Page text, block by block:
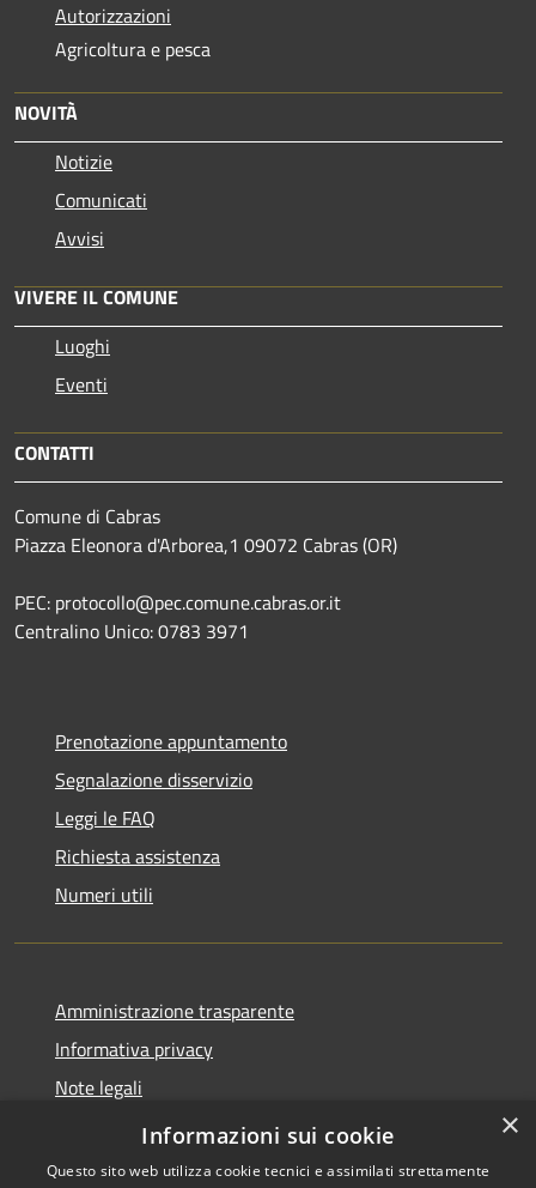
Autorizzazioni
Agricoltura e pesca
NOVITÀ
Notizie
Comunicati
Avvisi
VIVERE IL COMUNE
Luoghi
Eventi
CONTATTI
Comune di Cabras
Piazza Eleonora d'Arborea,1 09072 Cabras (OR)
PEC: protocollo@pec.comune.cabras.or.it
Centralino Unico: 0783 3971
Prenotazione appuntamento
Segnalazione disservizio
Leggi le FAQ
Richiesta assistenza
Numeri utili
Amministrazione trasparente
Informativa privacy
Note legali
Dichiarazione di accessibilità
×
Informazioni sui cookie
Questo sito web utilizza cookie tecnici e assimilati strettamente